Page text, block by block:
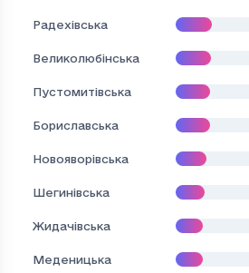
Радехівська
Великолюбінська
Пустомитівська
Бориславська
Новояворівська
Шегинівська
Жидачівська
Меденицька